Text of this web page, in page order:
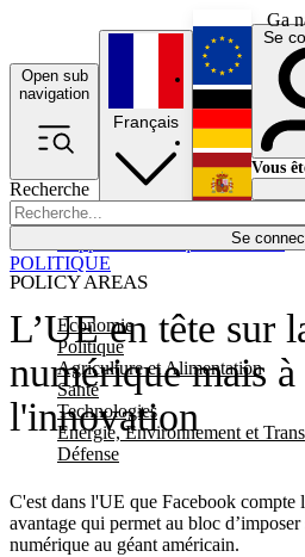
Ga
Open sub
navigation
Recherche
Se
POLICY AREAS
Economie
Politique
Agriculture et Alimentation
Santé
Technologies
Energie, Environnement et
Défense
Économie
Français
English
Deutsch
Se
Vous
L’UE en tête sur
numérique mais
l'innovation
C'est dans l'UE que Facebook compte
avantage qui permet au bloc d’imposer
numérique au géant américain.
POLITIQUE